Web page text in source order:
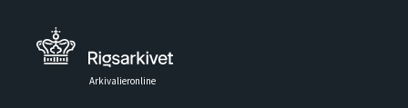
Arkivalieronline